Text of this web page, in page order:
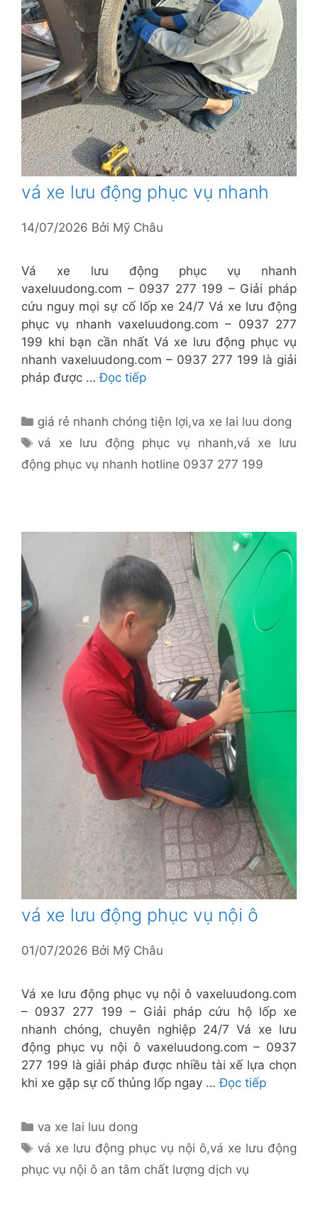
vá xe lưu động phục vụ nhanh
14/07/2026 Bởi Mỹ Châu
Vá xe lưu động phục vụ nhanh
vaxeluudong.com – 0937 277 199 – Giải pháp
cứu nguy mọi sự cố lốp xe 24/7 Vá xe lưu động
phục vụ nhanh vaxeluudong.com – 0937 277
199 khi bạn cần nhất Vá xe lưu động phục vụ
nhanh vaxeluudong.com – 0937 277 199 là giải
pháp được …Đọc tiếp
Danh
mục
giá rẻ nhanh chóng tiện lợi,va xe lai luu dong
Thẻ
vá xe lưu động phục vụ nhanh,vá xe lưu
động phục vụ nhanh hotline 0937 277 199
vá xe lưu động phục vụ nội ô
01/07/2026 Bởi Mỹ Châu
Vá xe lưu động phục vụ nội ô vaxeluudong.com
– 0937 277 199 – Giải pháp cứu hộ lốp xe
nhanh chóng, chuyên nghiệp 24/7 Vá xe lưu
động phục vụ nội ô vaxeluudong.com – 0937
277 199 là giải pháp được nhiều tài xế lựa chọn
khi xe gặp sự cố thủng lốp ngay …Đọc tiếp
Danh
mục
va xe lai luu dong
Thẻ
vá xe lưu động phục vụ nội ô,vá xe lưu động
phục vụ nội ô an tâm chất lượng dịch vụ